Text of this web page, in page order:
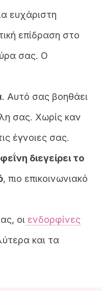
ευχάριστη
επίδραση στο
σας. Ο
. Αυτό σας βοηθάει
σας. Χωρίς καν
έγνοιες σας.
διεγείρει το
, πιο επικοινωνιακό
οι ενδορφίνες
και τα